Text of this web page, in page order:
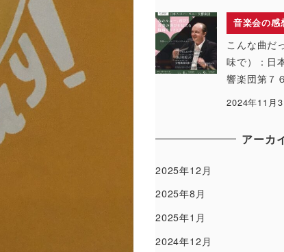
音楽会の感
こんな曲だ
味で）：日
響楽団第７
2024年11月3
アーカ
2025年12月
2025年8月
2025年1月
2024年12月